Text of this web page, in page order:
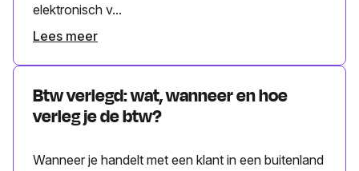
elektronisch v...
Lees meer
Btw verlegd: wat, wanneer en hoe
verleg je de btw?
Wanneer je handelt met een klant in een buitenland